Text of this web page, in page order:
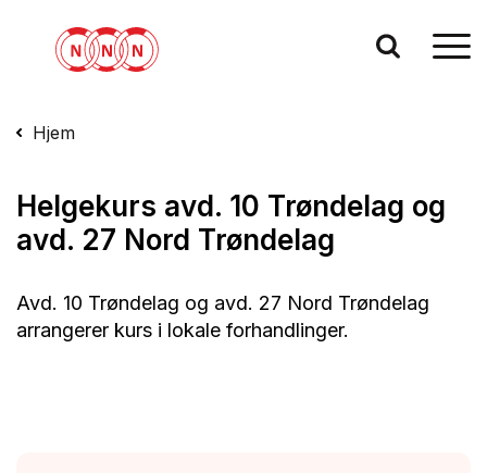
Hjem
Helgekurs avd. 10 Trøndelag og
avd. 27 Nord Trøndelag
Avd. 10 Trøndelag og avd. 27 Nord Trøndelag
arrangerer kurs i lokale forhandlinger.